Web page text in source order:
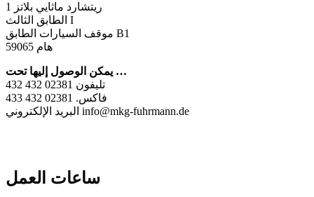
ريتشارد ماثايي بلاتز 1
الطابق الثالث I
موقف السيارات الطابق B1
59065 هام
يمكن الوصول إليها تحت …
تليفون 02381 432 432
فاكس. 02381 432 433
البريد الإلكتروني info@mkg-fuhrmann.de
ساعات العمل